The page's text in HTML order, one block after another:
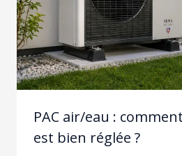
PAC air/eau :
est bien réglée ?